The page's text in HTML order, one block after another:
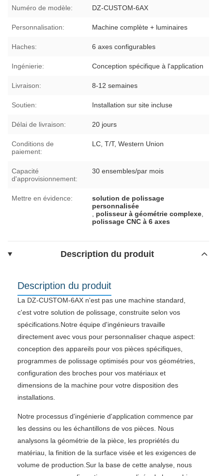
Numéro de modèle: DZ-CUSTOM-6AX
Personnalisation: Machine complète + luminaires
Haches: 6 axes configurables
Ingénierie: Conception spécifique à l'application
Livraison: 8-12 semaines
Soutien: Installation sur site incluse
Délai de livraison: 20 jours
Conditions de
paiement:
LC, T/T, Western Union
Capacité
d'approvisionnement:
30 ensembles/par mois
Mettre en évidence:
solution de polissage
personnalisée
polisseur à géométrie complexe
polissage CNC à 6 axes
Description du produit
Description du produit
La DZ-CUSTOM-6AX n'est pas une machine standard,
c'est votre solution de polissage, construite selon vos
spécifications.Notre équipe d'ingénieurs travaille
directement avec vous pour personnaliser chaque aspect:
conception des appareils pour vos pièces spécifiques,
programmes de polissage optimisés pour vos géométries,
configuration des broches pour vos matériaux et
dimensions de la machine pour votre disposition des
installations.
Notre processus d'ingénierie d'application commence par
les dessins ou les échantillons de vos pièces. Nous
analysons la géométrie de la pièce, les propriétés du
matériau, la finition de la surface visée et les exigences de
volume de production.Sur la base de cette analyse, nous